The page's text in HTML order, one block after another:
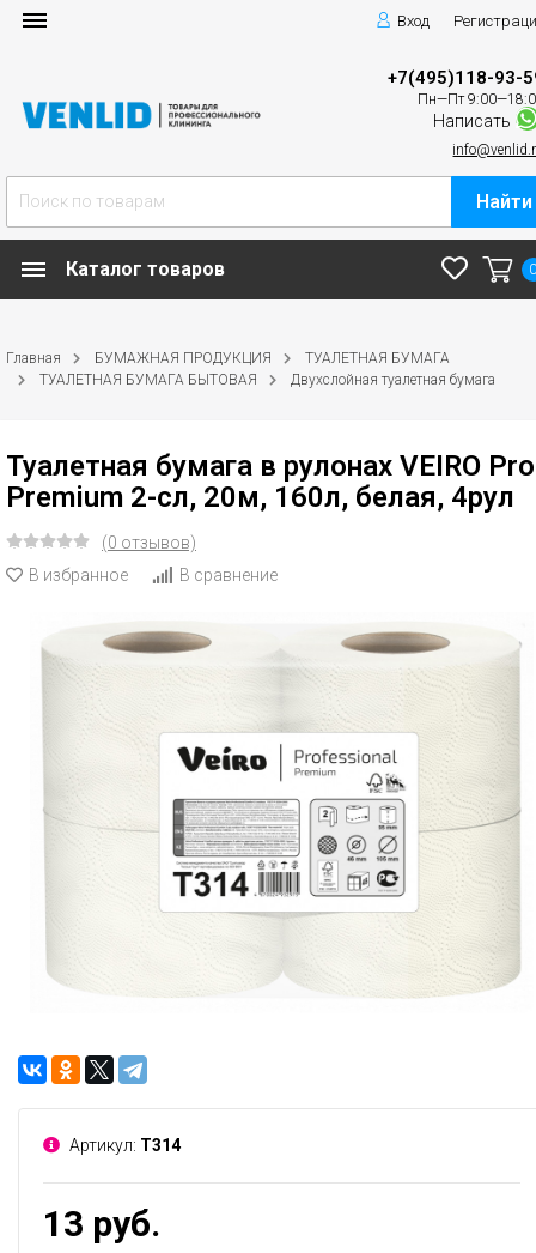
Вход
+7(495)118-93-
Пн—Пт
Написать
Найти
Каталог товаров
Главная БУМАЖНАЯ ПРОДУКЦИЯ
ТУАЛЕТНАЯ БУМАГА
ТУАЛЕТНАЯ БУМАГА БЫТОВАЯ
Двухслойная туалетная бумага
Туалетная бумага в рулонах VEIRO
Premium 2-сл, 20м, 160л, белая, 4рул
(0 отзывов)
В избранное
В сравнение
Артикул: T314
13 руб.